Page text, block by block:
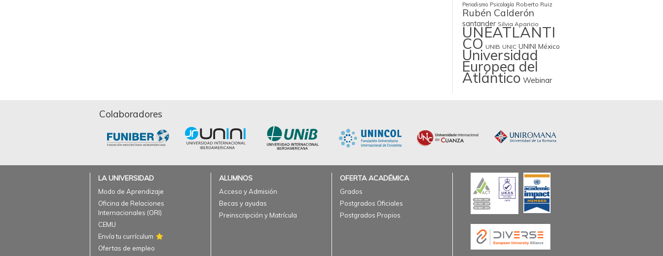
Periodismo Psicología Roberto Ruiz
Rubén Calderón
santander Silvia Aparicio
UNEATLANTI
CO UNIB UNIC UNINI México
Universidad
Europea del
Atlántico Webinar
Colaboradores
LA UNIVERSIDAD
Modo de Aprendizaje
Oficina de Relaciones
Internacionales (ORI)
CEMU
Envía tu currículum
Ofertas de empleo
ALUMNOS
Acceso y Admisión
Becas y ayudas
Preinscripción y Matrícula
OFERTA ACADÉMICA
Grados
Postgrados Oficiales
Postgrados Propios